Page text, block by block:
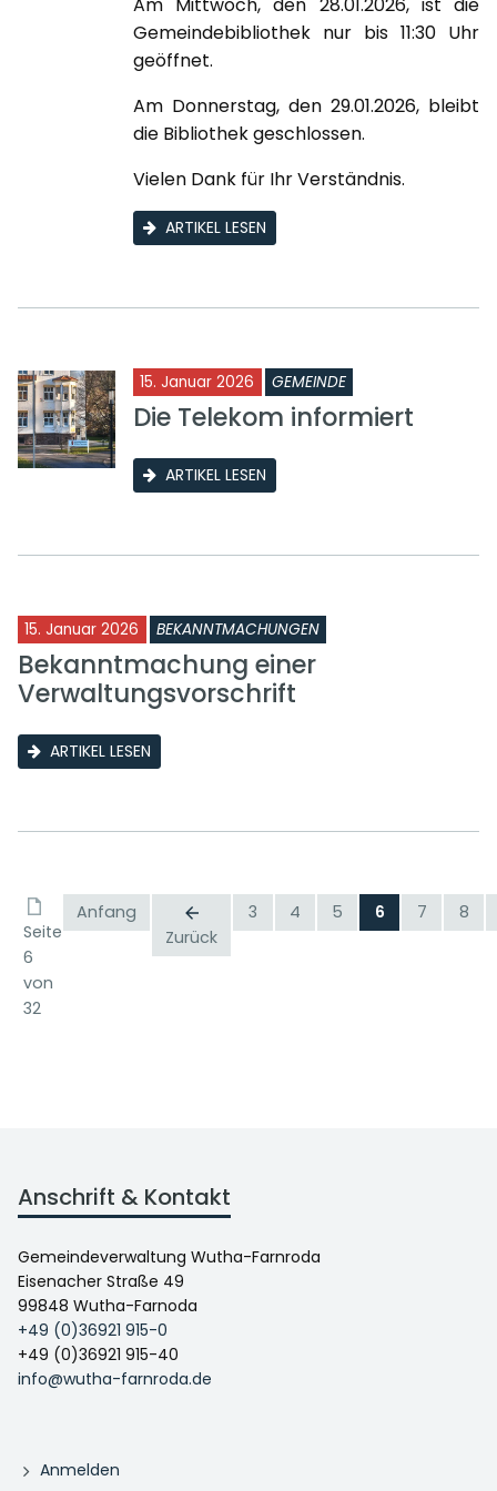
Gemeindebibliothek nur bis 11:30 Uhr
geöffnet.
Am Donnerstag, den 29.01.2026, bleibt
die Bibliothek geschlossen.
Vielen Dank für Ihr Verständnis.
ARTIKEL LESEN
15. Januar 2026 GEMEINDE
Die Telekom informiert
ARTIKEL LESEN
15. Januar 2026 BEKANNTMACHUNGEN
Bekanntmachung einer
Verwaltungsvorschrift
ARTIKEL LESEN
Seite
6
von
32
Anfang
Zurück
3 4 5 6 7 8
Anschrift & Kontakt
Gemeindeverwaltung Wutha-Farnroda
Eisenacher Straße 49
99848 Wutha-Farnoda
+49 (0)36921 915-0
+49 (0)36921 915-40
info@wutha-farnroda.de
Anmelden